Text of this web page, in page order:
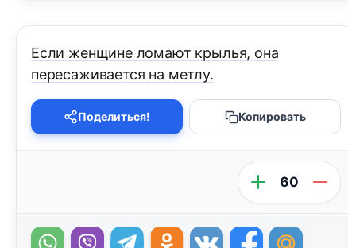
Если женщине ломают крылья, она
пересаживается на метлу.
Поделиться! Копировать
60